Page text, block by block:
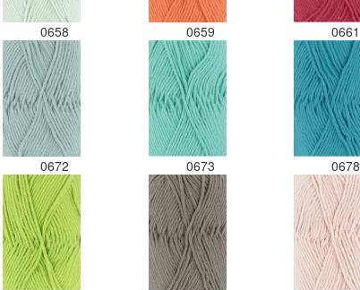
0658 0659 0661
0672 0673 0678